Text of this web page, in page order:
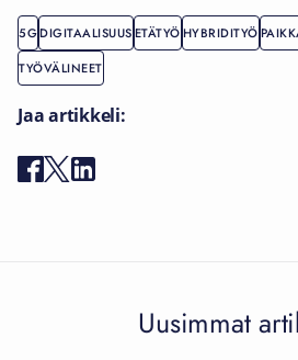
5GDIGITAALISUUSETÄTYÖHYBRIDITYÖ
TYÖVÄLINEET
Jaa artikkeli:
Uusimmat